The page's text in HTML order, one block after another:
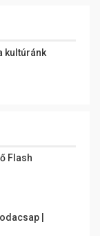
kultúránk
Flash
|